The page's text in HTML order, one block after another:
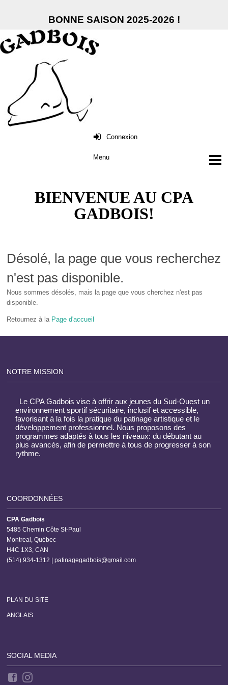
BONNE SAISON 2025-2026 !
Connexion
BIENVENUE AU CPA
GADBOIS!
Désolé, la page que vous recherchez
n'est pas disponible.
Nous sommes désolés, mais la page que vous cherchez n'est pas
disponible.
Retournez à la Page d'accueil
NOTRE MISSION
Le CPA Gadbois vise à offrir aux jeunes du Sud-Ouest un
environnement sportif sécuritaire, inclusif et accessible,
favorisant à la fois la pratique du patinage artistique et le
développement professionnel. Nous proposons des
programmes adaptés à tous les niveaux: du débutant au
plus avancés, afin de permettre à tous de progresser à son
rythme.
COORDONNÉES
CPA Gadbois
5485 Chemin Côte St-Paul
Montreal, Québec
H4C 1X3, CAN
(514) 934-1312 |patinagegadbois@gmail.com
PLAN DU SITE
ANGLAIS
SOCIAL MEDIA